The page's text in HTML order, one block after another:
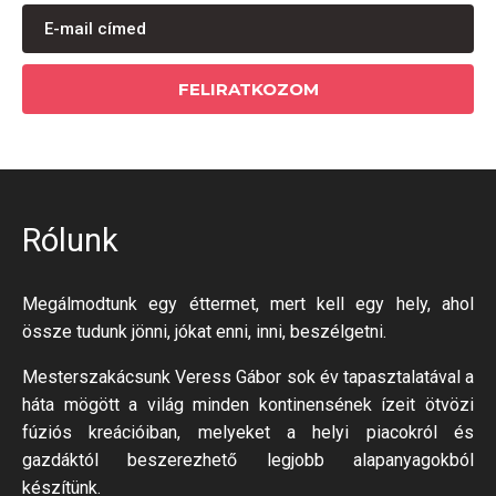
FELIRATKOZOM
Rólunk
Megálmodtunk egy éttermet, mert kell egy hely, ahol
össze tudunk jönni, jókat enni, inni, beszélgetni.
Mesterszakácsunk Veress Gábor sok év tapasztalatával a
háta mögött a világ minden kontinensének ízeit ötvözi
fúziós kreációiban, melyeket a helyi piacokról és
gazdáktól beszerezhető legjobb alapanyagokból
készítünk.